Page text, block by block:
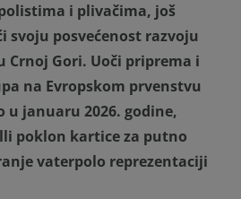
i plivačima, još
svoju posvećenost razvoju
Crnoj Gori. Uoči priprema i
na Evropskom prvenstvu
u januaru 2026. godine,
poklon kartice za putno
vaterpolo reprezentaciji